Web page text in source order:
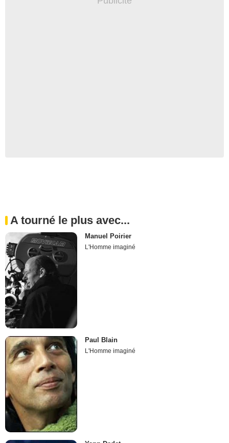
A tourné le plus avec...
Manuel Poirier
L'Homme imaginé
Paul Blain
L'Homme imaginé